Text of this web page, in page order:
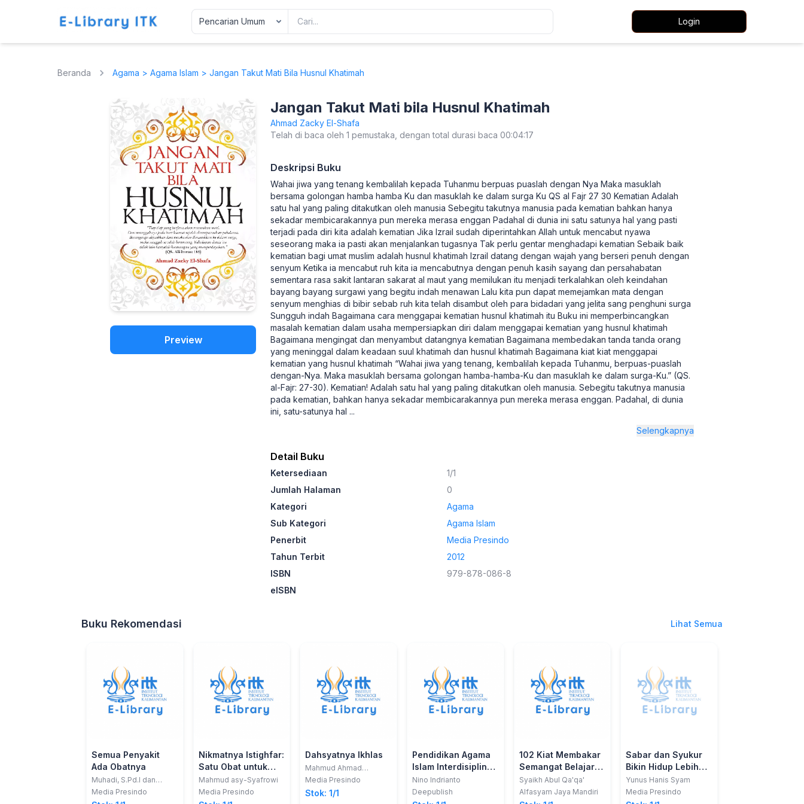
Login
Beranda Agama > Agama Islam > Jangan Takut Mati Bila Husnul Khatimah
Preview
Jangan Takut Mati bila Husnul Khatimah
Ahmad Zacky El-Shafa
Telah di baca oleh 1 pemustaka, dengan total durasi baca 00:04:17
Deskripsi Buku
Wahai jiwa yang tenang kembalilah kepada Tuhanmu berpuas puaslah dengan Nya Maka masuklah
bersama golongan hamba hamba Ku dan masuklah ke dalam surga Ku QS al Fajr 27 30 Kematian Adalah
satu hal yang paling ditakutkan oleh manusia Sebegitu takutnya manusia pada kematian bahkan hanya
sekadar membicarakannya pun mereka merasa enggan Padahal di dunia ini satu satunya hal yang pasti
terjadi pada diri kita adalah kematian Jika Izrail sudah diperintahkan Allah untuk mencabut nyawa
seseorang maka ia pasti akan menjalankan tugasnya Tak perlu gentar menghadapi kematian Sebaik baik
kematian bagi umat muslim adalah husnul khatimah Izrail datang dengan wajah yang berseri penuh dengan
senyum Ketika ia mencabut ruh kita ia mencabutnya dengan penuh kasih sayang dan persahabatan
sementara rasa sakit lantaran sakarat al maut yang memilukan itu menjadi terkalahkan oleh keindahan
bayang bayang surgawi yang begitu indah menawan Lalu kita pun dapat memejamkan mata dengan
senyum menghias di bibir sebab ruh kita telah disambut oleh para bidadari yang jelita sang penghuni surga
Sungguh indah Bagaimana cara menggapai kematian husnul khatimah itu Buku ini memperbincangkan
masalah kematian dalam usaha mempersiapkan diri dalam menggapai kematian yang husnul khatimah
Bagaimana mengingat dan menyambut datangnya kematian Bagaimana membedakan tanda tanda orang
yang meninggal dalam keadaan suul khatimah dan husnul khatimah Bagaimana kiat kiat menggapai
kematian yang husnul khatimah “Wahai jiwa yang tenang, kembalilah kepada Tuhanmu, berpuas-puaslah
dengan-Nya. Maka masuklah bersama golongan hamba-hamba-Ku dan masuklah ke dalam surga-Ku.” (QS.
al-Fajr: 27-30). Kematian! Adalah satu hal yang paling ditakutkan oleh manusia. Sebegitu takutnya manusia
pada kematian, bahkan hanya sekadar membicarakannya pun mereka merasa enggan. Padahal, di dunia
ini, satu-satunya hal ...
Selengkapnya
Detail Buku
Ketersediaan
1/1
Jumlah Halaman
0
Kategori
Agama
Sub Kategori
Agama Islam
Penerbit
Media Presindo
Tahun Terbit
2012
ISBN
979-878-086-8
eISBN
Buku Rekomendasi Lihat Semua
Semua Penyakit
Ada Obatnya
Muhadi, S.Pd.I dan
Muadzin, M.Pd.I
Media Presindo
Nikmatnya Istighfar:
Satu Obat untuk
Sejuta Kesulitan
Mahmud asy-Syafrowi
Media Presindo
Dahsyatnya Ikhlas
Mahmud Ahmad
Mustafa
Media Presindo
Stok: 1/1
Pendidikan Agama
Islam Interdisipliner
Untuk Perguruan
Tinggi
Nino Indrianto
Deepublish
102 Kiat Membakar
Semangat Belajar
Agama
Syaikh Abul Qa'qa'
Alfasyam Jaya Mandiri
Sabar dan Syukur
Bikin Hidup Lebih
Bahagia
Yunus Hanis Syam
Media Presindo